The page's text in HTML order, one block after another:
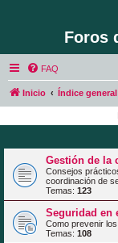
Foros
FAQ
Inicio Índice general
Gestión de la
Consejos
coordinación de
Temas: 123
Seguridad en
Como prevenir
Temas: 108